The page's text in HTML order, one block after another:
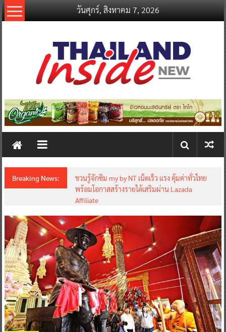
Skip
to
วันศุกร์, สิงหาคม 7, 2026
thailandinsidenew.com
Thailand
New
Breaking News:
ชวนรู้จักซิม my by NT เน็ตเร็ว แรง คุ้มค่าทั่วไทย
พร้อมโอกาสสร้างรายได้เสริมผ่าน Lazada
Affiliate